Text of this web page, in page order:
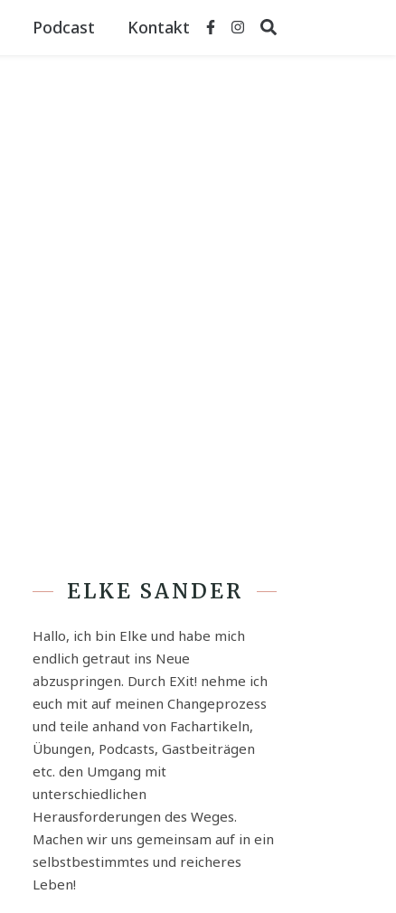
Podcast Kontakt
ELKE SANDER
Hallo, ich bin Elke und habe mich
endlich getraut ins Neue
abzuspringen. Durch EXit! nehme ich
euch mit auf meinen Changeprozess
und teile anhand von Fachartikeln,
Übungen, Podcasts, Gastbeiträgen
etc. den Umgang mit
unterschiedlichen
Herausforderungen des Weges.
Machen wir uns gemeinsam auf in ein
selbstbestimmtes und reicheres
Leben!